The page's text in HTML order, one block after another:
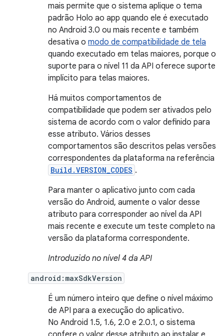
mais permite que o sistema aplique o tema
padrão Holo ao app quando ele é executado
no Android 3.0 ou mais recente e também
desativa o modo de compatibilidade de tela
quando executado em telas maiores, porque o
suporte para o nível 11 da API oferece suporte
implícito para telas maiores.
Há muitos comportamentos de
compatibilidade que podem ser ativados pelo
sistema de acordo com o valor definido para
esse atributo. Vários desses
comportamentos são descritos pelas versões
correspondentes da plataforma na referência
Build.VERSION_CODES .
Para manter o aplicativo junto com cada
versão do Android, aumente o valor desse
atributo para corresponder ao nível da API
mais recente e execute um teste completo na
versão da plataforma correspondente.
Introduzido no nível 4 da API
android:maxSdkVersion
É um número inteiro que define o nível máximo
de API para a execução do aplicativo.
No Android 1.5, 1.6, 2.0 e 2.0.1, o sistema